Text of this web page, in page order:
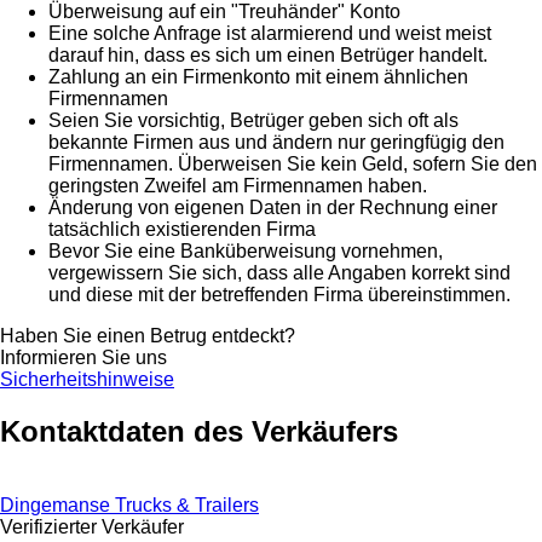
Überweisung auf ein "Treuhänder" Konto
Eine solche Anfrage ist alarmierend und weist meist
darauf hin, dass es sich um einen Betrüger handelt.
Zahlung an ein Firmenkonto mit einem ähnlichen
Firmennamen
Seien Sie vorsichtig, Betrüger geben sich oft als
bekannte Firmen aus und ändern nur geringfügig den
Firmennamen. Überweisen Sie kein Geld, sofern Sie den
geringsten Zweifel am Firmennamen haben.
Änderung von eigenen Daten in der Rechnung einer
tatsächlich existierenden Firma
Bevor Sie eine Banküberweisung vornehmen,
vergewissern Sie sich, dass alle Angaben korrekt sind
und diese mit der betreffenden Firma übereinstimmen.
Haben Sie einen Betrug entdeckt?
Informieren Sie uns
Sicherheitshinweise
Kontaktdaten des Verkäufers
Dingemanse Trucks & Trailers
Verifizierter Verkäufer